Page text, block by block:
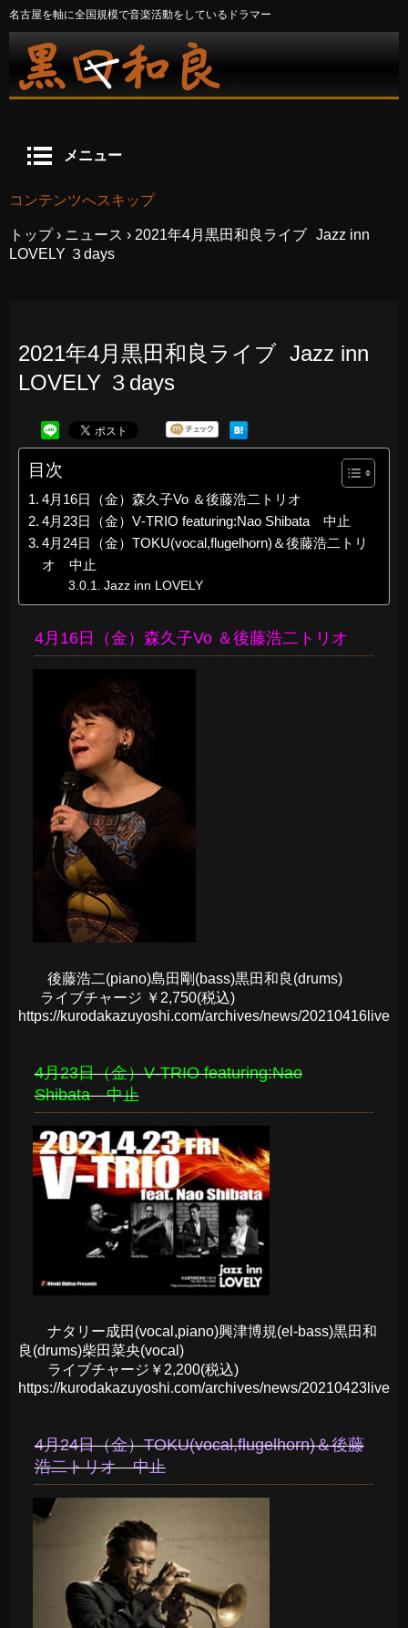
名古屋を軸に全国規模で音楽活動をしているドラマー
メニュー
コンテンツへスキップ
トップ › ニュース › 2021年4月黒田和良ライブ Jazz inn
LOVELY ３days
2021年4月黒田和良ライブ Jazz inn
LOVELY ３days
目次
4月16日（金）森久子Vo ＆後藤浩二トリオ
4月23日（金）V‐TRIO featuring:Nao Shibata 中止
4月24日（金）TOKU(vocal,flugelhorn)＆後藤浩二トリ
オ 中止
Jazz inn LOVELY
4月16日（金）森久子Vo ＆後藤浩二トリオ
後藤浩二(piano)島田剛(bass)黒田和良(drums)
ライブチャージ ￥2,750(税込)
https://kurodakazuyoshi.com/archives/news/20210416live
4月23日（金）V‐TRIO featuring:Nao
Shibata 中止
ナタリー成田(vocal,piano)興津博規(el-bass)黒田和
良(drums)柴田菜央(vocal)
ライブチャージ￥2,200(税込)
https://kurodakazuyoshi.com/archives/news/20210423live
4月24日（金）TOKU(vocal,flugelhorn)＆後藤
浩二トリオ 中止